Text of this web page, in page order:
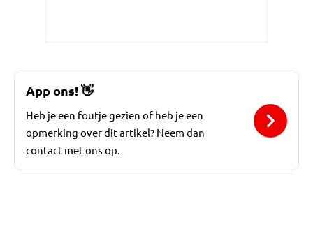
App ons!👋
Heb je een foutje gezien of heb je een
opmerking over dit artikel? Neem dan
contact met ons op.